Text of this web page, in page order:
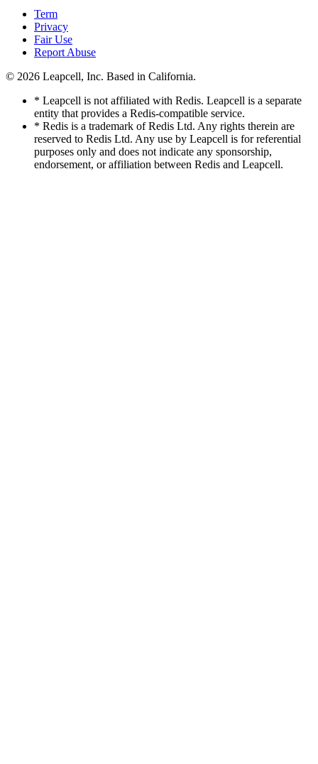
Term
Privacy
Fair Use
Report Abuse
© 2026 Leapcell, Inc. Based in California.
* Leapcell is not affiliated with Redis. Leapcell is a separate
entity that provides a Redis-compatible service.
* Redis is a trademark of Redis Ltd. Any rights therein are
reserved to Redis Ltd. Any use by Leapcell is for referential
purposes only and does not indicate any sponsorship,
endorsement, or affiliation between Redis and Leapcell.